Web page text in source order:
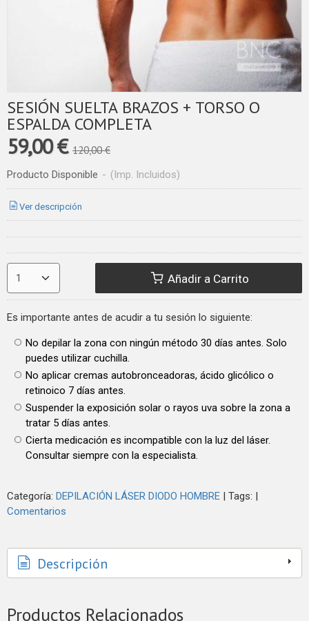
SESIÓN SUELTA BRAZOS + TORSO O
ESPALDA COMPLETA
59,00 € 120,00 €
Producto Disponible - (Imp. Incluidos)
Ver descripción
Añadir a Carrito
Es importante antes de acudir a tu sesión lo siguiente:
No depilar la zona con ningún método 30 días antes. Solo
puedes utilizar cuchilla.
No aplicar cremas autobronceadoras, ácido glicólico o
retinoico 7 días antes.
Suspender la exposición solar o rayos uva sobre la zona a
tratar 5 días antes.
Cierta medicación es incompatible con la luz del láser.
Consultar siempre con la especialista.
Categoría: DEPILACIÓN LÁSER DIODO HOMBRE | Tags: |
Comentarios
Descripción
Productos Relacionados